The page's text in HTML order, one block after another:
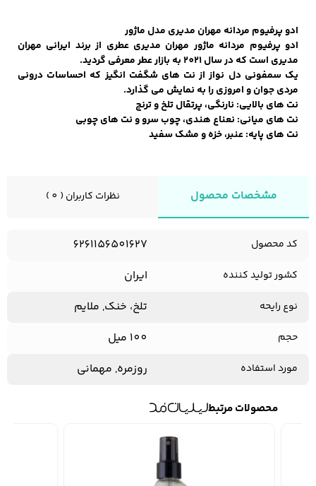
کیف مردانه
کیف پول و جاکارتی
مردانه
کفش مردانه
مردانه
ادو پرفیوم مردانه مهران مدیری مدل ماژور
ادو پرفیوم مردانه ماژور مهران مدیری عطری از برند ایرانی مهران
مدیری است که در سال 2021 به بازار عطر معرفی گردید.
یک سمفونی دل نواز از نت های شگفت انگیز که احساسات درونی
مردی جوان و امروزی را به نمایش می گذارد.
نت های بالایی: نارنگی، پرتقال تلخ و ترنج
نت های میانی: نعناع هندی، چوب سرو و نت های چوبی
نت های پایه: عنبر، خزه و مشک سفید
مشخصات محصول نظرات کاربران ( 0 )
کد محصول 6261156501627
کشور تولید کننده ایران
نوع رایحه تلخ، خنک, ملایم
حجم 100 میل
مورد استفاده روزمره, مهمانی
محصولات مرتبط